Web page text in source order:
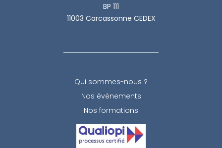
BP 111
11003 Carcassonne CEDEX
Qui sommes-nous ?
Nos événements
Nos formations